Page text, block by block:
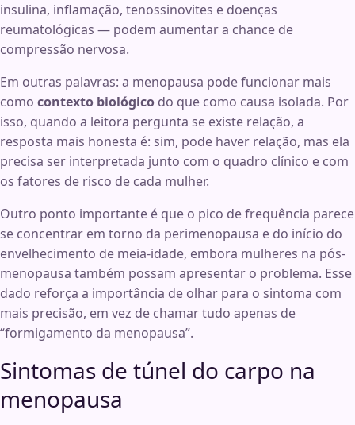
insulina, inflamação, tenossinovites e doenças
reumatológicas — podem aumentar a chance de
compressão nervosa.
Em outras palavras: a menopausa pode funcionar mais
como contexto biológico do que como causa isolada. Por
isso, quando a leitora pergunta se existe relação, a
resposta mais honesta é: sim, pode haver relação, mas ela
precisa ser interpretada junto com o quadro clínico e com
os fatores de risco de cada mulher.
Outro ponto importante é que o pico de frequência parece
se concentrar em torno da perimenopausa e do início do
envelhecimento de meia-idade, embora mulheres na pós-
menopausa também possam apresentar o problema. Esse
dado reforça a importância de olhar para o sintoma com
mais precisão, em vez de chamar tudo apenas de
“formigamento da menopausa”.
Sintomas de túnel do carpo na
menopausa